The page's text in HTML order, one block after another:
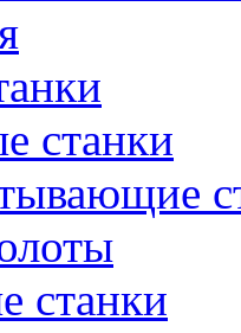
станки
станки